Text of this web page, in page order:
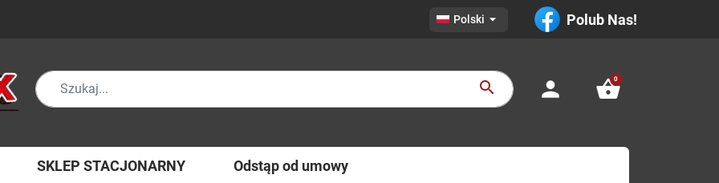
Polski  Polub Nas!
search person shopping_basket
0
SKLEP STACJONARNY Odstąp od umowy